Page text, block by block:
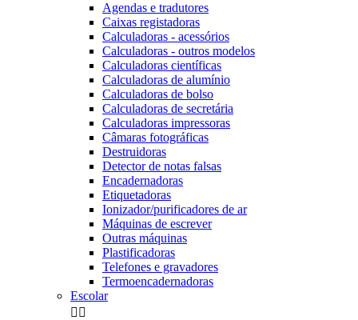
Agendas e tradutores
Caixas registadoras
Calculadoras - acessórios
Calculadoras - outros modelos
Calculadoras científicas
Calculadoras de alumínio
Calculadoras de bolso
Calculadoras de secretária
Calculadoras impressoras
Câmaras fotográficas
Destruidoras
Detector de notas falsas
Encadernadoras
Etiquetadoras
Ionizador/purificadores de ar
Máquinas de escrever
Outras máquinas
Plastificadoras
Telefones e gravadores
Termoencadernadoras
Escolar
 